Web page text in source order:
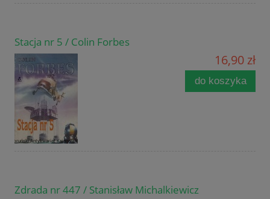
Stacja nr 5 / Colin Forbes
16,90 zł
do koszyka
Zdrada nr 447 / Stanisław Michalkiewicz